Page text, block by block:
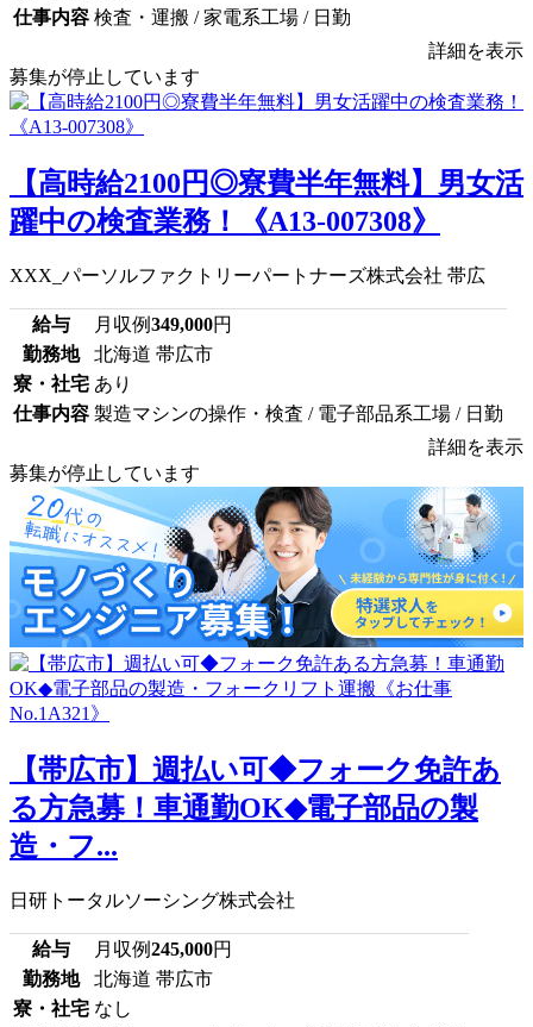
仕事内容 検査・運搬 / 家電系工場 / 日勤
詳細を表示
募集が停止しています
【高時給2100円◎寮費半年無料】男女活
躍中の検査業務！《A13-007308》
XXX_パーソルファクトリーパートナーズ株式会社 帯広
給与 月収例349,000円
勤務地
北海道 帯広市
寮・社宅 あり
仕事内容 製造マシンの操作・検査 / 電子部品系工場 / 日勤
詳細を表示
募集が停止しています
【帯広市】週払い可◆フォーク免許あ
る方急募！車通勤OK◆電子部品の製
造・フ...
日研トータルソーシング株式会社
給与 月収例245,000円
勤務地
北海道 帯広市
寮・社宅 なし